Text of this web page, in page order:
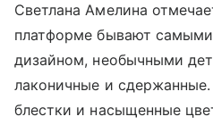
Светлана Амелина
платформе бывают
дизайном, необычными
лаконичные и
блестки и насыщенные